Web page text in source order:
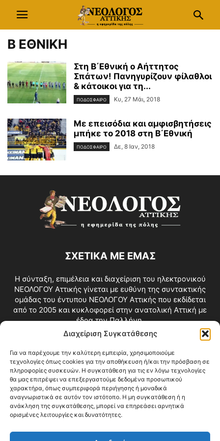
Διαχείριση Συγκατάθεσης
Για να παρέχουμε την καλύτερη εμπειρία, χρησιμοποιούμε
τεχνολογίες όπως cookies για την αποθήκευση ή/και την πρόσβαση σε
πληροφορίες συσκευών. Η συγκατάθεση για τις εν λόγω τεχνολογίες
θα μας επιτρέψει να επεξεργαστούμε δεδομένα προσωπικού
χαρακτήρα, όπως συμπεριφορά περιήγησης ή μοναδικά
αναγνωριστικά σε αυτόν τον ιστότοπο. Η μη συγκατάθεση ή η
ανάκληση της συγκατάθεσης, μπορεί να επηρεάσει αρνητικά
ορισμένες λειτουργίες και δυνατότητες.
Β ΕΘΝΙΚΗ
Στη Β΄Εθνική ο Αήττητος
Σπάτων! Πανηγυρίζουν φίλαθλοι
& κάτοικοι για τη...
ΠΟΔΟΣΦΑΙΡΟ Κυ, 27 Μάι, 2018
Με επεισόδια και αμφισβητήσεις
μπήκε το 2018 στη Β΄Εθνική
ΠΟΔΟΣΦΑΙΡΟ Δε, 8 Ιαν, 2018
ΣΧΕΤΙΚΑ ΜΕ ΕΜΑΣ
Η σύνταξη, επιμέλεια και διαχείριση του ηλεκτρονικού
ΝΕΟΛΟΓΟΥ Αττικής γίνεται με ευθύνη της συντακτικής
ομάδας του έντυπου ΝΕΟΛΟΓΟΥ Αττικής που εκδίδεται
από το 2005 και κυκλοφορεί στην ανατολική Αττική με
έδρα την Παλλήνη.
Επικοινωνία:info@neologosattikis.gr
ΑΚΟΛΟΥΘΗΣΕ ΜΑΣ